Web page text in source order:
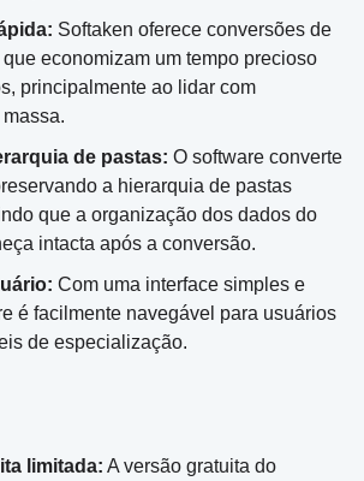
Softaken oferece conversões de
economizam um tempo precioso
principalmente ao lidar com
de pastas: O software converte
a hierarquia de pastas
que a organização dos dados do
intacta após a conversão.
Com uma interface simples e
é facilmente navegável para usuários
de especialização.
limitada: A versão gratuita do